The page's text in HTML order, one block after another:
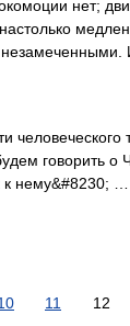
нет;
человеческого
говорить о
к нему&#8230; …
11 12